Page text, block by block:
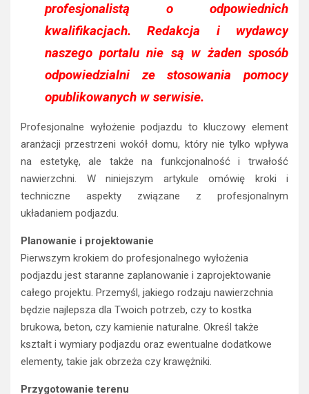
profesjonalistą o odpowiednich
kwalifikacjach. Redakcja i wydawcy
naszego portalu nie są w żaden sposób
odpowiedzialni ze stosowania pomocy
opublikowanych w serwisie.
Profesjonalne wyłożenie podjazdu to kluczowy element
aranżacji przestrzeni wokół domu, który nie tylko wpływa
na estetykę, ale także na funkcjonalność i trwałość
nawierzchni. W niniejszym artykule omówię kroki i
techniczne aspekty związane z profesjonalnym
układaniem podjazdu.
Planowanie i projektowanie
Pierwszym krokiem do profesjonalnego wyłożenia
podjazdu jest staranne zaplanowanie i zaprojektowanie
całego projektu. Przemyśl, jakiego rodzaju nawierzchnia
będzie najlepsza dla Twoich potrzeb, czy to kostka
brukowa, beton, czy kamienie naturalne. Określ także
kształt i wymiary podjazdu oraz ewentualne dodatkowe
elementy, takie jak obrzeża czy krawężniki.
Przygotowanie terenu